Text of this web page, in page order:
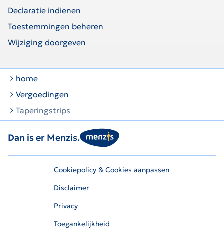
Declaratie indienen
Toestemmingen beheren
Wijziging doorgeven
home
Vergoedingen
Taperingstrips
Dan is er Menzis.
Cookiepolicy & Cookies aanpassen
Disclaimer
Privacy
Toegankelijkheid